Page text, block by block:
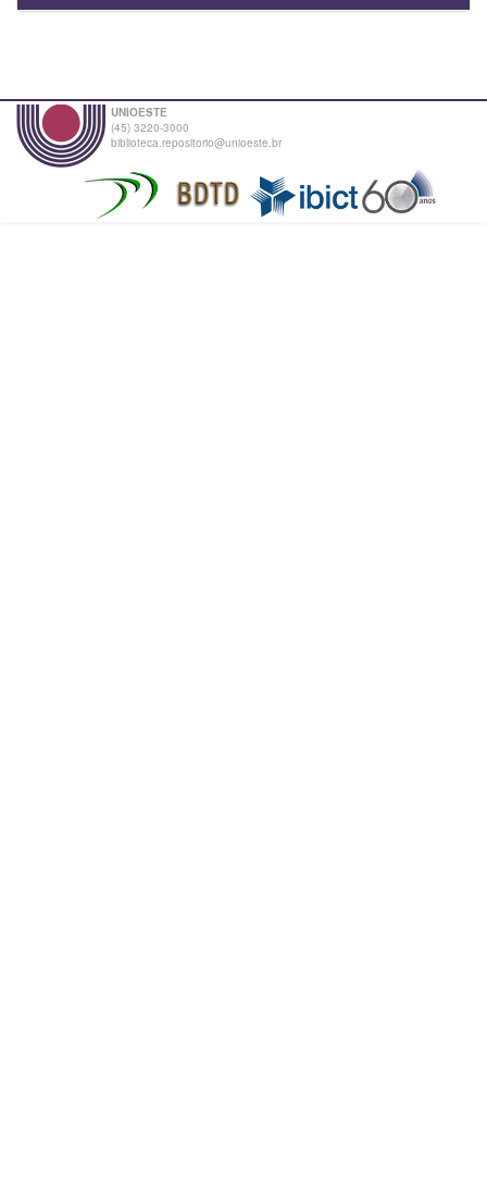
UNIOESTE
(45) 3220-3000
biblioteca.repositorio@unioeste.br